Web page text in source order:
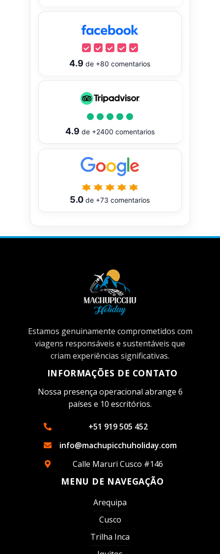
4.9 de +80 comentarios
4.9 de +2400 comentarios
5.0 de +73 comentarios
Estamos genuinamente comprometidos com
viagens responsáveis ​​e sustentáveis ​​que
criam experiências significativas.
INFORMAÇÕES DE CONTATO
Nossa presença operacional abrange 6
países e 10 escritórios.
+51 919 505 452
info@machupicchuholiday.com
Calle Maruri Cusco #146
MENU DE NAVEGAÇÃO
Arequipa
Cusco
Trilha Inca